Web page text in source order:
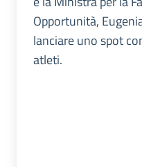
Opportunità,
lanciare uno spot
atleti.